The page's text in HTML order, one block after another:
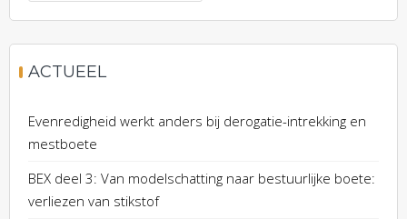
ACTUEEL
Evenredigheid werkt anders bij derogatie-intrekking en
mestboete
BEX deel 3: Van modelschatting naar bestuurlijke boete:
verliezen van stikstof